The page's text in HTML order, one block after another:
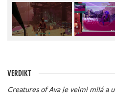
VERDIKT
Creatures of Ava je velmi milá a